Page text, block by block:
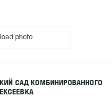
photo
САД КОМБИНИРОВАННОГО